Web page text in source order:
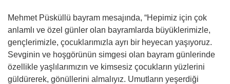
Mehmet Püsküllü bayram mesajında, “Hepimiz için çok
anlamlı ve özel günler olan bayramlarda büyüklerimizle,
gençlerimizle, çocuklarımızla ayrı bir heyecan yaşıyoruz.
Sevginin ve hoşgörünün simgesi olan bayram günlerinde
özellikle yaşlılarımızın ve kimsesiz çocukların yüzlerini
güldürerek, gönüllerini almalıyız. Umutların yeşerdiği